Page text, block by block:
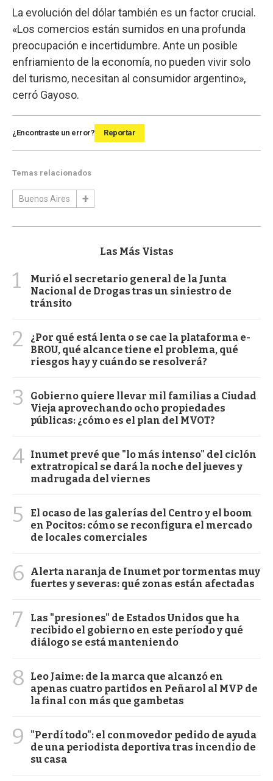
La evolución del dólar también es un factor crucial.
«Los comercios están sumidos en una profunda
preocupación e incertidumbre. Ante un posible
enfriamiento de la economía, no pueden vivir solo
del turismo, necesitan al consumidor argentino»,
cerró Gayoso.
¿Encontraste un error? Reportar
Temas relacionados
Buenos Aires
Las Más Vistas
1
Murió el secretario general de la Junta
Nacional de Drogas tras un siniestro de
tránsito
2
¿Por qué está lenta o se cae la plataforma e-
BROU, qué alcance tiene el problema, qué
riesgos hay y cuándo se resolverá?
3
Gobierno quiere llevar mil familias a Ciudad
Vieja aprovechando ocho propiedades
públicas: ¿cómo es el plan del MVOT?
4 Inumet prevé que "lo más intenso" del ciclón
extratropical se dará la noche del jueves y
madrugada del viernes
5
El ocaso de las galerías del Centro y el boom
en Pocitos: cómo se reconfigura el mercado
de locales comerciales
6
Alerta naranja de Inumet por tormentas muy
fuertes y severas: qué zonas están afectadas
7
Las "presiones" de Estados Unidos que ha
recibido el gobierno en este período y qué
diálogo se está manteniendo
8
Leo Jaime: de la marca que alcanzó en
apenas cuatro partidos en Peñarol al MVP de
la final con más que gambetas
9
"Perdí todo": el conmovedor pedido de ayuda
de una periodista deportiva tras incendio de
su casa